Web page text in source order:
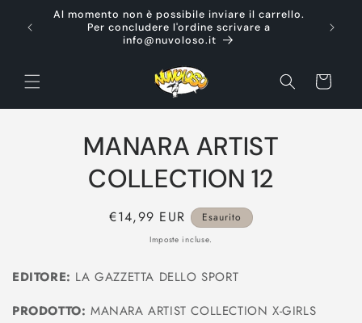
direttamente
ai contenuti
Al momento non è possibile inviare il carrello.
Per concludere l'ordine scrivare a
info@nuvoloso.it
Carrello
MANARA ARTIST
COLLECTION 12
Prezzo
€14,99 EUR Esaurito
Imposte incluse.
EDITORE: LA GAZZETTA DELLO SPORT
PRODOTTO: MANARA ARTIST COLLECTION X-GIRLS